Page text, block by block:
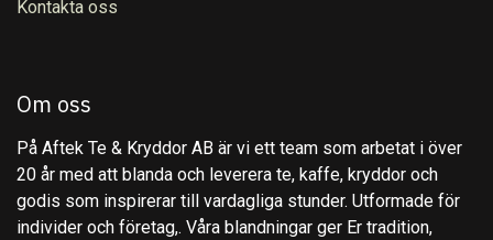
Kontakta oss
Om oss
På Aftek Te & Kryddor AB är vi ett team som arbetat i över
20 år med att blanda och leverera te, kaffe, kryddor och
godis som inspirerar till vardagliga stunder. Utformade för
individer och företag,. Våra blandningar ger Er tradition,